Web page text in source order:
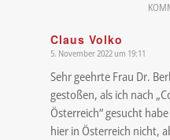
Claus Volko
sagte:
5. November 2022 um 19:11
Sehr geehrte Frau Dr.
gestoßen, als ich nach
Österreich“ gesucht
hier in Österreich nicht,